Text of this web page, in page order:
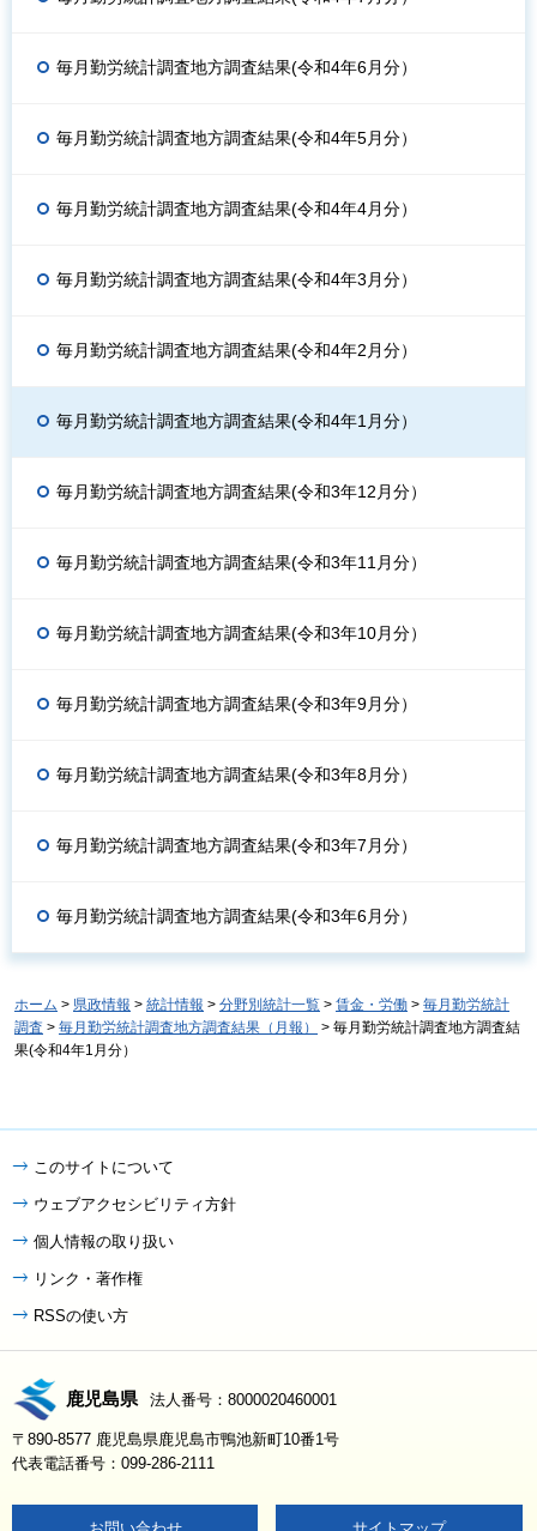
毎月勤労統計調査地方調査結果(令和4年6月分）
毎月勤労統計調査地方調査結果(令和4年5月分）
毎月勤労統計調査地方調査結果(令和4年4月分）
毎月勤労統計調査地方調査結果(令和4年3月分）
毎月勤労統計調査地方調査結果(令和4年2月分）
毎月勤労統計調査地方調査結果(令和4年1月分）
毎月勤労統計調査地方調査結果(令和3年12月分）
毎月勤労統計調査地方調査結果(令和3年11月分）
毎月勤労統計調査地方調査結果(令和3年10月分）
毎月勤労統計調査地方調査結果(令和3年9月分）
毎月勤労統計調査地方調査結果(令和3年8月分）
毎月勤労統計調査地方調査結果(令和3年7月分）
毎月勤労統計調査地方調査結果(令和3年6月分）
ホーム > 県政情報 > 統計情報 > 分野別統計一覧 > 賃金・労働 > 毎月勤労統計
調査 > 毎月勤労統計調査地方調査結果（月報）
> 毎月勤労統計調査地方調査結
果(令和4年1月分）
このサイトについて
ウェブアクセシビリティ方針
個人情報の取り扱い
リンク・著作権
RSSの使い方
鹿児島県 法人番号：8000020460001
〒890-8577 鹿児島県鹿児島市鴨池新町10番1号
代表電話番号：099-286-2111